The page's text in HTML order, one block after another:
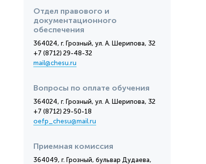
Отдел правового и
документационного
обеспечения
364024, г. Грозный, ул. А. Шерипова, 32
+7 (8712) 29-48-32
mail@chesu.ru
Вопросы по оплате обучения
364024, г. Грозный, ул. А. Шерипова, 32
+7 (8712) 29-50-18
oefp_chesu@mail.ru
Приемная комиссия
364049, г. Грозный, бульвар Дудаева,